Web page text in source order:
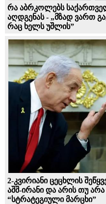
რა აბრკოლებს
აღდგენას - „მზად ვართ
რაც ხელს უშლის”
2-კვირიანი ცეცხლის
აშშ-ირანი და არის თუ არა
“სტრატეგიული მარცხი”